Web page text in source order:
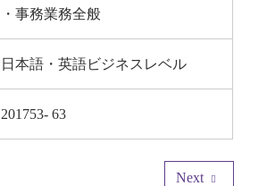
・事務業務全般
日本語・英語ビジネスレベル
201753- 63
Next